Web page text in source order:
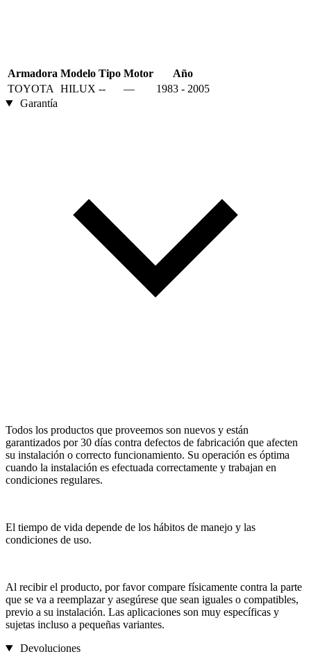
Armadora Modelo Tipo Motor
Año
TOYOTA
HILUX -- —
1983 - 2005
Garantía
Todos los productos que proveemos son nuevos y están
garantizados por 30 días contra defectos de fabricación que afecten
su instalación o correcto funcionamiento. Su operación es óptima
cuando la instalación es efectuada correctamente y trabajan en
condiciones regulares.
El tiempo de vida depende de los hábitos de manejo y las
condiciones de uso.
Al recibir el producto, por favor compare físicamente contra la parte
que se va a reemplazar y asegúrese que sean iguales o compatibles,
previo a su instalación. Las aplicaciones son muy específicas y
sujetas incluso a pequeñas variantes.
Devoluciones